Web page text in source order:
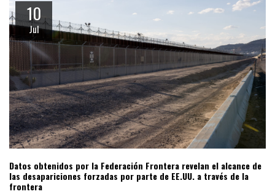
10
Jul
Datos obtenidos por la Federación Frontera revelan el alcance de
las desapariciones forzadas por parte de EE.UU. a través de la
frontera